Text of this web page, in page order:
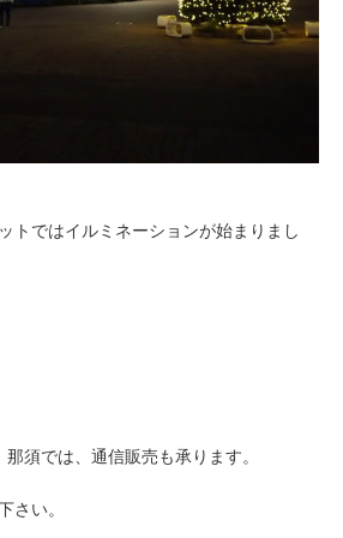
トではイルミネーションが始まりまし
那須では、通信販売も承ります。
さい。